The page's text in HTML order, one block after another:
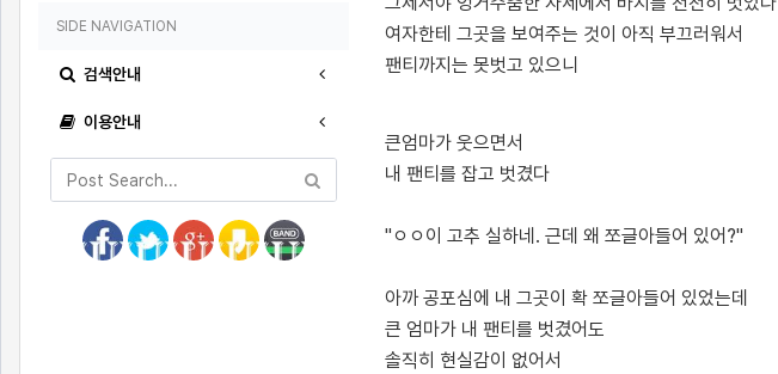
여자한테 그곳을 보여주는 것이 아직 부끄러워서
팬티까지는 못벗고 있으니
큰엄마가 웃으면서
내 팬티를 잡고 벗겼다
"ㅇㅇ이 고추 실하네. 근데 왜 쪼글아들어 있어?"
아까 공포심에 내 그곳이 확 쪼글아들어 있었는데
큰 엄마가 내 팬티를 벗겼어도
솔직히 현실감이 없어서
SIDE NAVIGATION
검색안내
이용안내